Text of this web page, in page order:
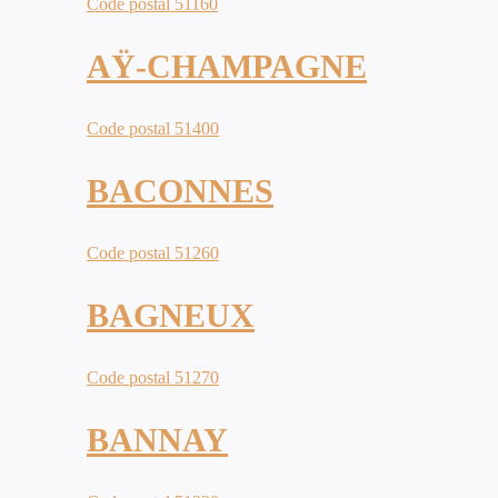
Code postal 51160
AŸ-CHAMPAGNE
Code postal 51400
BACONNES
Code postal 51260
BAGNEUX
Code postal 51270
BANNAY